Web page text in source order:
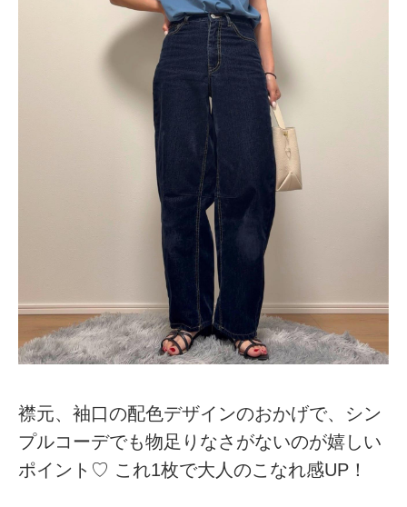
襟元、袖口の配色デザインのおかげで、シン
プルコーデでも物足りなさがないのが嬉しい
ポイント♡ これ1枚で大人のこなれ感UP！